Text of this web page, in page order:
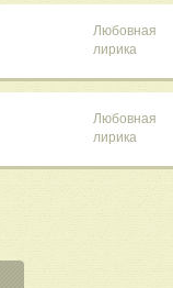
Любовная
лирика
Любовная
лирика